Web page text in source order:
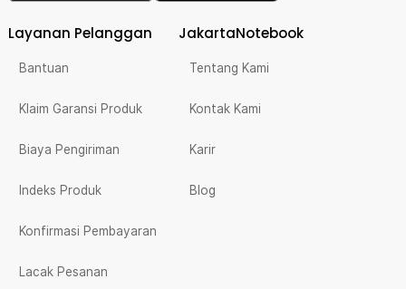
Layanan Pelanggan
Bantuan
Klaim Garansi Produk
Biaya Pengiriman
Indeks Produk
Konfirmasi Pembayaran
Lacak Pesanan
JakartaNotebook
Tentang Kami
Kontak Kami
Karir
Blog